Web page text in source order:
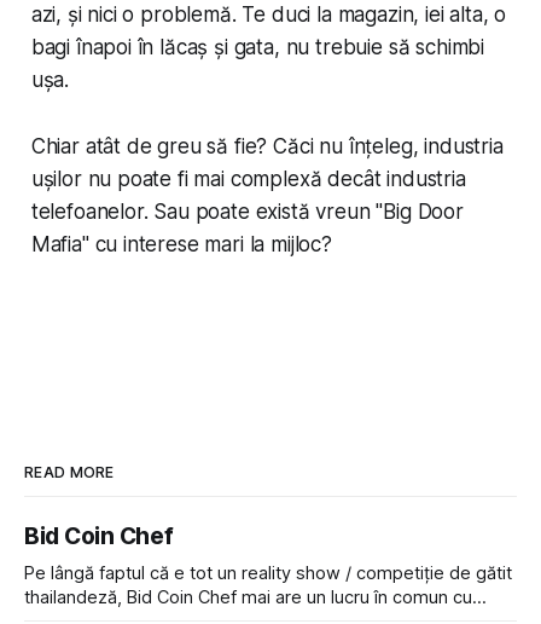
azi, și nici o problemă. Te duci la magazin, iei alta, o
bagi înapoi în lăcaș și gata, nu trebuie să schimbi
ușa.
Chiar atât de greu să fie? Căci nu înțeleg, industria
ușilor nu poate fi mai complexă decât industria
telefoanelor. Sau poate există vreun "Big Door
Mafia" cu interese mari la mijloc?
READ MORE
Bid Coin Chef
Pe lângă faptul că e tot un reality show / competiție de gătit
thailandeză, Bid Coin Chef mai are un lucru în comun cu